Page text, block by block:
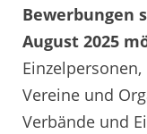
Bewerbungen
August 2025
Vereine und
Verbände und